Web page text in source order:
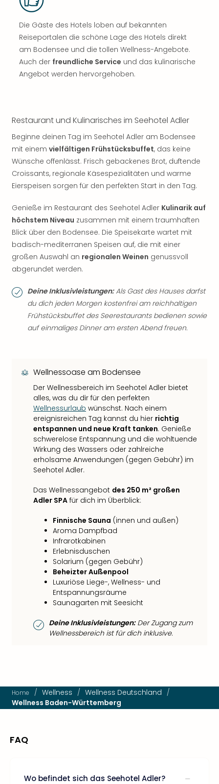
Die Gäste des Hotels loben auf bekannten
Reiseportalen die schöne Lage des Hotels direkt
am Bodensee und die tollen Wellness-Angebote.
Auch der freundliche Service und das kulinarische
Angebot werden hervorgehoben.
Restaurant und Kulinarisches im Seehotel Adler
Beginne deinen Tag im Seehotel Adler am Bodensee
mit einem vielfältigen Frühstücksbuffet, das keine
Wünsche offenlässt. Frisch gebackenes Brot, duftende
Croissants, regionale Käsespezialitäten und warme
Eierspeisen sorgen für den perfekten Start in den Tag.
Genieße im Restaurant des Seehotel Adler Kulinarik auf
höchstem Niveau zusammen mit einem traumhaften
Blick über den Bodensee. Die Speisekarte wartet mit
badisch-mediterranen Speisen auf, die mit einer
großen Auswahl an regionalen Weinen genussvoll
abgerundet werden.
Deine Inklusivleistungen:Als Gast des Hauses darfst
du dich jeden Morgen kostenfrei am reichhaltigen
Frühstücksbuffet des Seerestaurants bedienen sowie
auf einmaliges Dinner am ersten Abend freuen.
Wellnessoase am Bodensee
Der Wellnessbereich im Seehotel Adler bietet
alles, was du dir für den perfekten
Wellnessurlaub wünschst. Nach einem
ereignisreichen Tag kannst du hier richtig
entspannen und neue Kraft tanken. Genieße
schwerelose Entspannung und die wohltuende
Wirkung des Wassers oder zahlreiche
erholsame Anwendungen (gegen Gebühr) im
Seehotel Adler.
Das Wellnessangebot des 250 m² großen
Adler SPA für dich im Überblick:
Finnische Sauna (innen und außen)
Aroma Dampfbad
Infrarotkabinen
Erlebnisduschen
Solarium (gegen Gebühr)
Beheizter Außenpool
Luxuriöse Liege-, Wellness- und
Entspannungsräume
Saunagarten mit Seesicht
Deine Inklusivleistungen:Der Zugang zum
Wellnessbereich ist für dich inklusive.
Home / Wellness / Wellness Deutschland /
Wellness Baden-Württemberg
FAQ
Wo befindet sich das Seehotel Adler?